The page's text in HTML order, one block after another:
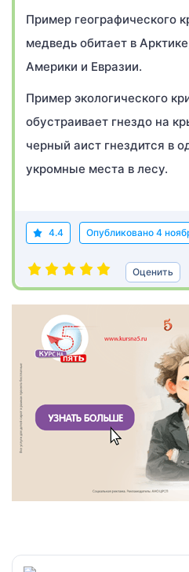
Пример географического
медведь обитает в
Америки и Евразии.
Пример экологического
обустраивает гнездо на
черный аист гнездится в
укромные места в лесу.
4.4 Опубликовано 4
Оценить